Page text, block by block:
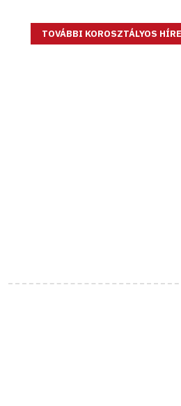
TOVÁBBI KOROSZTÁLYOS